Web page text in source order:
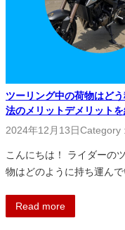
ツーリング中の荷物はど
法のメリットデメリットを
2024年12月13日Category :
こんにちは！ ライダーの
物はどのように持ち運ん
Read more